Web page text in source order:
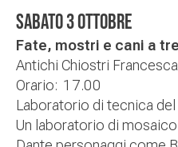
SABATO 3 OTTOBRE
Fate, mostri e cani a
Antichi Chiostri
Orario: 17.00
Laboratorio di tecnica
Un laboratorio di